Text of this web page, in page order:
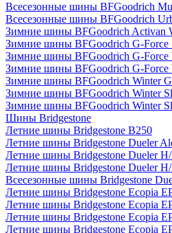
Всесезонные шины BFGoodrich
Всесезонные шины BFGoodrich
Зимние шины BFGoodrich Activan
Зимние шины BFGoodrich G-Force
Зимние шины BFGoodrich G-Force
Зимние шины BFGoodrich G-Force
Зимние шины BFGoodrich Winter G
Зимние шины BFGoodrich Winter
Зимние шины BFGoodrich Winter
Шины Bridgestone
Летние шины Bridgestone B250
Летние шины Bridgestone Dueler
Летние шины Bridgestone Dueler
Летние шины Bridgestone Dueler H/
Всесезонные шины Bridgestone
Летние шины Bridgestone Ecopia
Летние шины Bridgestone Ecopia
Летние шины Bridgestone Ecopia
Летние шины Bridgestone Ecopia